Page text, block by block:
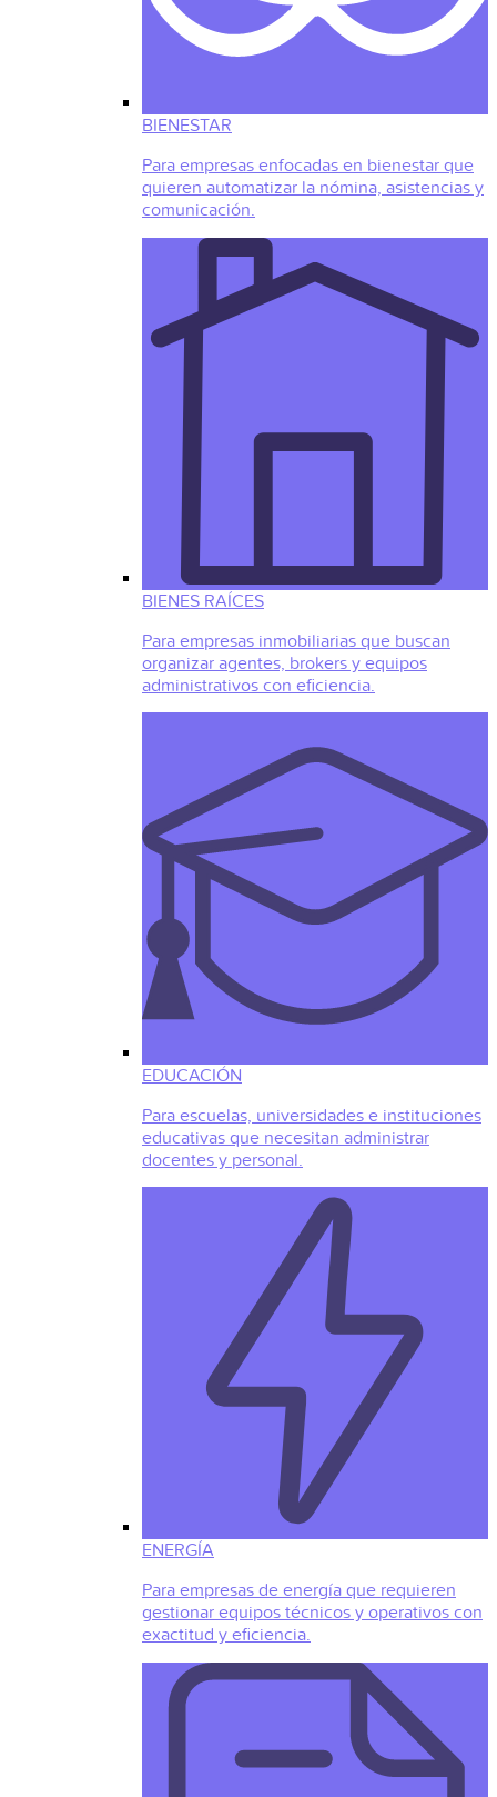
BIENESTAR
Para empresas enfocadas en bienestar que
quieren automatizar la nómina, asistencias y
comunicación.
BIENES RAÍCES
Para empresas inmobiliarias que buscan
organizar agentes, brokers y equipos
administrativos con eficiencia.
EDUCACIÓN
Para escuelas, universidades e instituciones
educativas que necesitan administrar
docentes y personal.
ENERGÍA
Para empresas de energía que requieren
gestionar equipos técnicos y operativos con
exactitud y eficiencia.